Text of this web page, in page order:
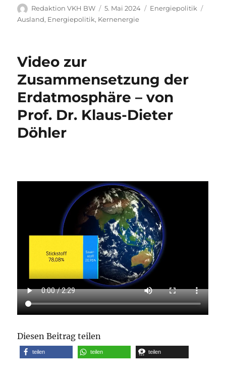
Autor
Redaktion VKH BW
Veröffentlicht
am
5. Mai 2024 Kategorien
Energiepolitik
Ausland, Energiepolitik, Kernenergie
Video zur
Zusammensetzung der
Erdatmosphäre – von
Prof. Dr. Klaus-Dieter
Döhler
Diesen Beitrag teilen
teilen teilen teilen